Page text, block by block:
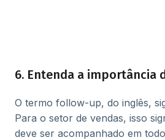
6. Entenda a importância
O termo follow-up, do inglês,
Para o setor de vendas, isso
deve ser acompanhado em